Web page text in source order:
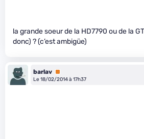
la grande soeur de la HD7790 ou de la
donc) ? (c’est ambigüe)
barlav Premium
Le 18/02/2014 à 17h37